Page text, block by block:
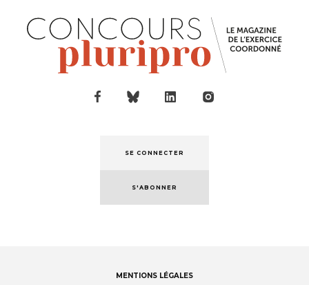
SE CONNECTER
S'ABONNER
MENTIONS LÉGALES